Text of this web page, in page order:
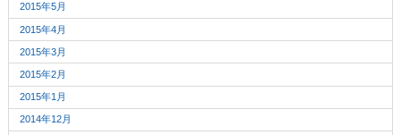
2015年5月
2015年4月
2015年3月
2015年2月
2015年1月
2014年12月